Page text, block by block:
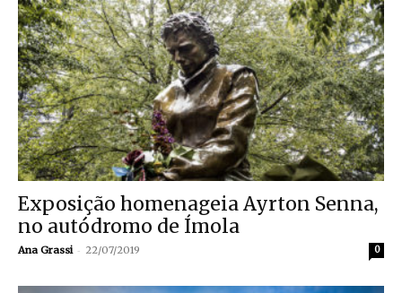
Exposição homenageia Ayrton Senna,
no autódromo de Ímola
Ana Grassi - 22/07/2019 0